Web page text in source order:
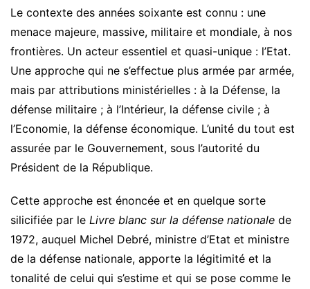
Le contexte des années soixante est connu : une
menace majeure, massive, militaire et mondiale, à nos
frontières. Un acteur essentiel et quasi-unique : l’Etat.
Une approche qui ne s’effectue plus armée par armée,
mais par attributions ministérielles : à la Défense, la
défense militaire ; à l’Intérieur, la défense civile ; à
l’Economie, la défense économique. L’unité du tout est
assurée par le Gouvernement, sous l’autorité du
Président de la République.
Cette approche est énoncée et en quelque sorte
silicifiée par le Livre blanc sur la défense nationale de
1972, auquel Michel Debré, ministre d’Etat et ministre
de la défense nationale, apporte la légitimité et la
tonalité de celui qui s’estime et qui se pose comme le